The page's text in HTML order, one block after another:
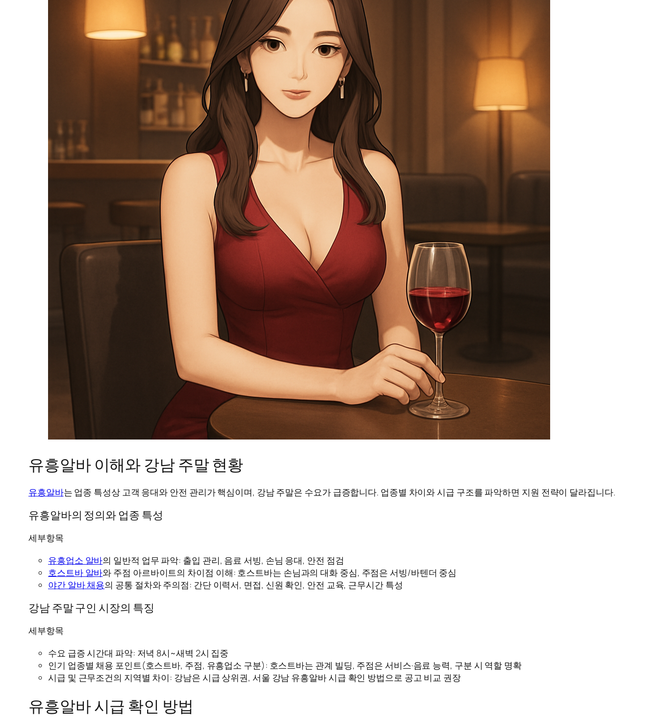
유흥알바 이해와 강남 주말 현황
유흥알바는 업종 특성상 고객 응대와 안전 관리가 핵심이며, 강남 주말은 수요가 급증합니다. 업종별 차이와 시급 구조를 파악하면 지원 전략이 달라집니다.
유흥알바의 정의와 업종 특성
세부항목
유흥업소 알바의 일반적 업무 파악: 출입 관리, 음료 서빙, 손님 응대, 안전 점검
호스트바 알바와 주점 아르바이트의 차이점 이해: 호스트바는 손님과의 대화 중심, 주점은 서빙/바텐더 중심
야간 알바 채용의 공통 절차와 주의점: 간단 이력서, 면접, 신원 확인, 안전 교육, 근무시간 특성
강남 주말 구인 시장의 특징
세부항목
수요 급증 시간대 파악: 저녁 8시~새벽 2시 집중
인기 업종별 채용 포인트(호스트바, 주점, 유흥업소 구분): 호스트바는 관계 빌딩, 주점은 서비스·음료 능력, 구분 시 역할 명확
시급 및 근무조건의 지역별 차이: 강남은 시급 상위권, 서울 강남 유흥알바 시급 확인 방법으로 공고 비교 권장
유흥알바 시급 확인 방법